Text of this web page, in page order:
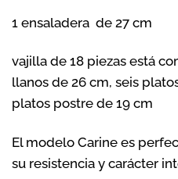
1 ensaladera de 27 cm
vajilla de 18 piezas está
llanos de 26 cm, seis
platos postre de 19 cm
El modelo Carine es
su resistencia y carácter